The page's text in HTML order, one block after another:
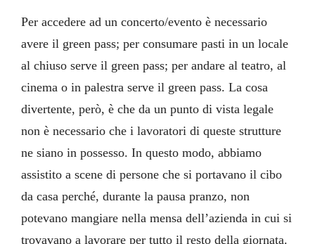
Per accedere ad un concerto/evento è necessario
avere il green pass; per consumare pasti in un locale
al chiuso serve il green pass; per andare al teatro, al
cinema o in palestra serve il green pass. La cosa
divertente, però, è che da un punto di vista legale
non è necessario che i lavoratori di queste strutture
ne siano in possesso. In questo modo, abbiamo
assistito a scene di persone che si portavano il cibo
da casa perché, durante la pausa pranzo, non
potevano mangiare nella mensa dell’azienda in cui si
trovavano a lavorare per tutto il resto della giornata.